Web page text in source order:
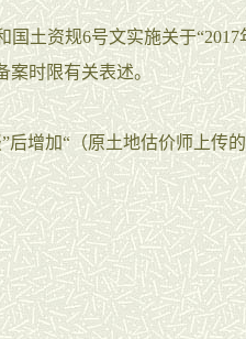
土资规6号文实施关于“2017
案时限有关表述。
后增加“（原土地估价师上传